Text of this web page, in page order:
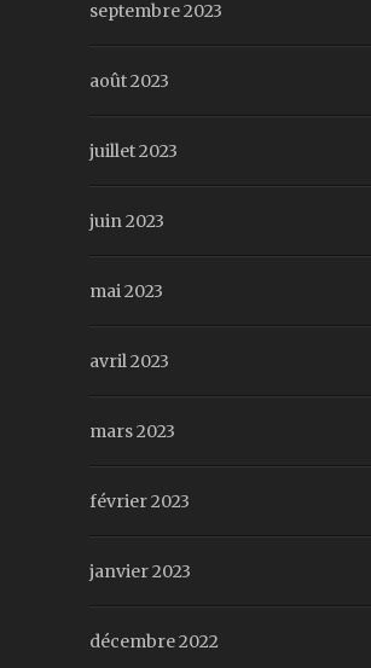
septembre 2023
août 2023
juillet 2023
juin 2023
mai 2023
avril 2023
mars 2023
février 2023
janvier 2023
décembre 2022